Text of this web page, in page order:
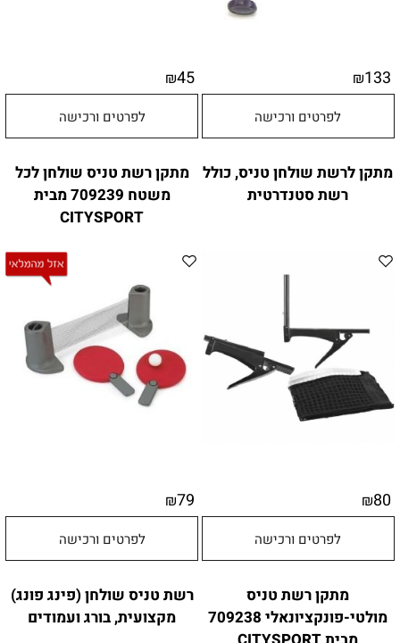
₪133
לפרטים ורכישה
₪45
לפרטים ורכישה
מתקן לרשת שולחן טניס, כולל
רשת סטנדרטית
₪80
לפרטים ורכישה
מתקן רשת טניס שולחן לכל
משטח 709239 מבית
CITYSPORT
₪79
לפרטים ורכישה
מתקן רשת טניס
מולטי-פונקציונאלי 709238
רשת טניס שולחן (פינג פונג)
מקצועית, בורג ועמודים